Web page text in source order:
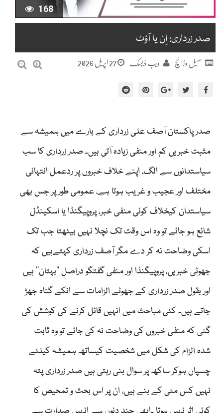
168
صدر زرداری: اِن یا آؤٹ
سہیل وڑائچ ویب ڈیسک
صدر پاکستان آصف علی زرداری کے بارے میں ہمیشہ سے
مثبت خبریں کم اور منفی زیادہ آتی ہیں۔ صدر زرداری کا سب
سیاستدانوں سے الگ، اپنے خلاف خبروں پر ردعمل انتہائی
مختلف اور عجیب و غریب ہوتا ہے، عمومی طور پر جس بھی
سیاستدان کیخلاف کوئی منفی خبر، پروپیگنڈا یا اسکینڈل
شائع ہو جائے تو وہ اس وقت تک نچلا نہیں بیٹھتا جب تک
اسکی وضاحت نہ کر دے مگر آصف زرداری کہتےہیں کہ
جھوٹی خبریں، پروپیگنڈا اور منفی گفتگو دراصل ’’بہتان‘‘ ہیں
اور بقول صدر زرداری کے جھوٹے الزامات سے انکے گناہ جھڑ
جاتے ہیں۔ کئی مباحث میں انہیں قائل کرنے کی کوشش کی
گئی کہ منفی خبروں کی وضاحت نہ کی جائے تو وہ ثابت
شدہ الزام کی شکل میں شخصیت کیساتھ ہمیشہ کیلئے
چسپاں ہوکر ساکھ پر سوال بنی رہتی ہیں صدر زرداری پتہ
نہیں کس مٹی کے بنے ہیں، ان پر اس بحث و تمحیص کا